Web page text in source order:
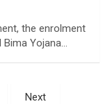
the enrolment
Bima Yojana…
Next